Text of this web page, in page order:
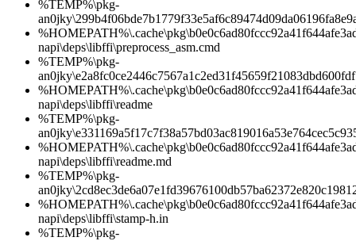
%TEMP%\pkg-
napi\deps\libffi\preprocess_asm.cmd
%TEMP%\pkg-
napi\deps\libffi\readme
%TEMP%\pkg-
napi\deps\libffi\readme.md
%TEMP%\pkg-
napi\deps\libffi\stamp-h.in
%TEMP%\pkg-